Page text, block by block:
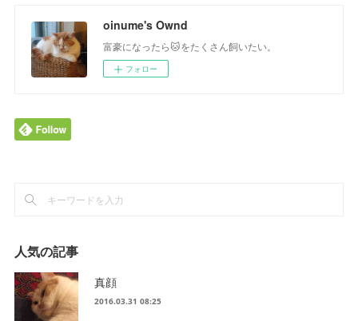
oinume's Ownd
富豪になったら🐱をたくさん飼いたい。
フォロー
人気の記事
真顔
2016.03.31 08:25